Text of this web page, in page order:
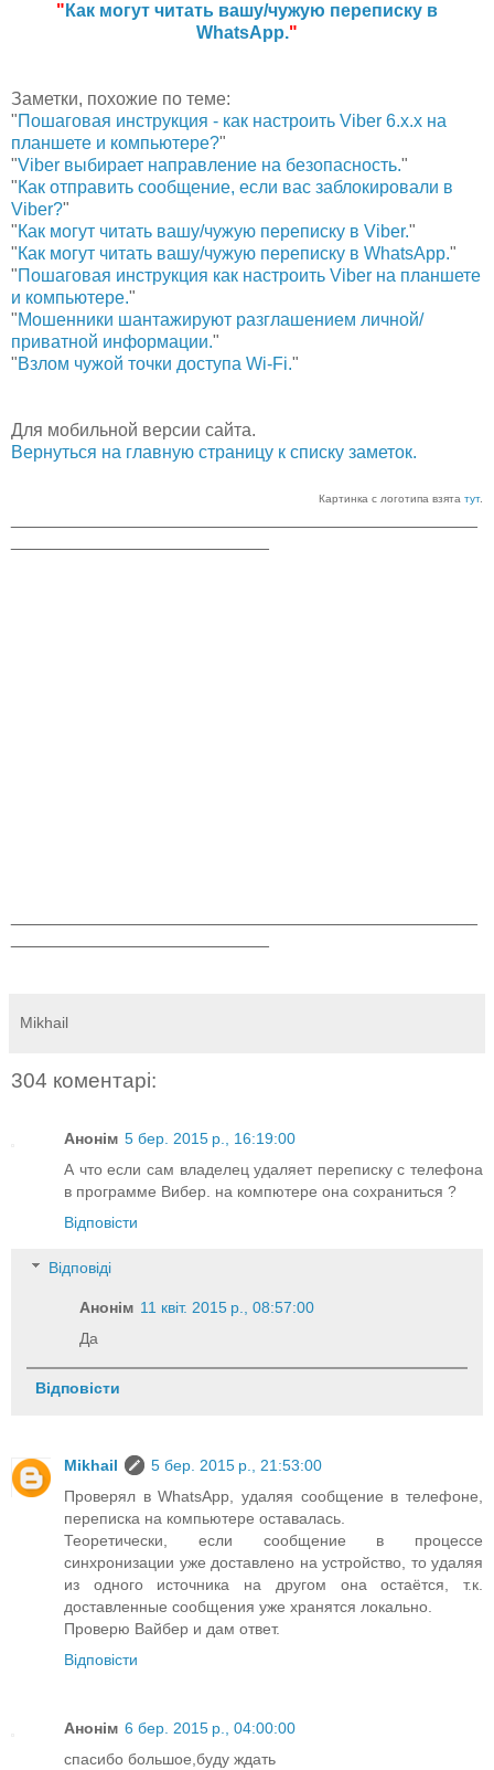
" Как могут читать вашу/чужую переписку в
WhatsApp."
Заметки, похожие по теме:
"Пошаговая инструкция - как настроить Viber 6.х.х на
планшете и компьютере?"
"Viber выбирает направление на безопасность."
"Как отправить сообщение, если вас заблокировали в
Viber?"
"Как могут читать вашу/чужую переписку в Viber."
"Как могут читать вашу/чужую переписку в WhatsApp."
"Пошаговая инструкция как настроить Viber на планшете
и компьютере."
"Мошенники шантажируют разглашением личной/
приватной информации."
"Взлом чужой точки доступа Wi-Fi."
Для мобильной версии сайта.
Вернуться на главную страницу к списку заметок.
Картинка с логотипа взята тут.
Mikhail
304 коментарі:
Анонім 5 бер. 2015 р., 16:19:00
А что если сам владелец удаляет переписку с телефона
в программе Вибер. на компютере она сохраниться ?
Відповісти
Відповіді
Анонім 11 квіт. 2015 р., 08:57:00
Да
Відповісти
Mikhail
5 бер. 2015 р., 21:53:00
Проверял в WhatsApp, удаляя сообщение в телефоне,
переписка на компьютере оставалась.
Теоретически, если сообщение в процессе
синхронизации уже доставлено на устройство, то удаляя
из одного источника на другом она остаётся, т.к.
доставленные сообщения уже хранятся локально.
Проверю Вайбер и дам ответ.
Відповісти
Анонім 6 бер. 2015 р., 04:00:00
спасибо большое,буду ждать